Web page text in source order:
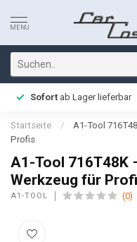
MENU
Sofort ab Lager lieferbar
Startseite /
A1-Tool
Profis
A1-Tool 716T48K
Werkzeug für
A1-TOOL (0)